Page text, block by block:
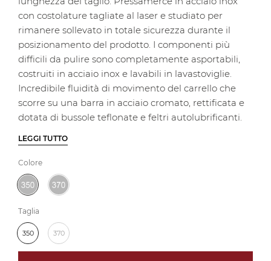
con costolature tagliate al laser e studiato per
rimanere sollevato in totale sicurezza durante il
posizionamento del prodotto. I componenti più
difficili da pulire sono completamente asportabili,
costruiti in acciaio inox e lavabili in lavastoviglie.
Incredibile fluidità di movimento del carrello che
scorre su una barra in acciaio cromato, rettificata e
dotata di bussole teflonate e feltri autolubrificanti.
LEGGI TUTTO
Colore
Taglia
350 370